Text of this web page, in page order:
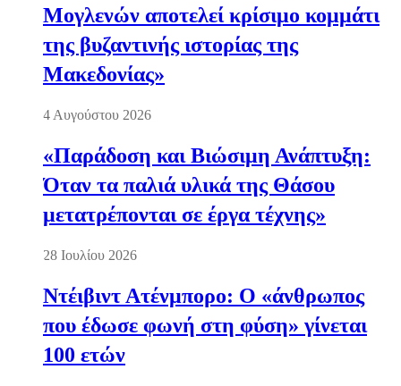
Μογλενών αποτελεί κρίσιμο κομμάτι
της βυζαντινής ιστορίας της
Μακεδονίας»
4 Αυγούστου 2026
«Παράδοση και Βιώσιμη Ανάπτυξη:
Όταν τα παλιά υλικά της Θάσου
μετατρέπονται σε έργα τέχνης»
28 Ιουλίου 2026
Ντέιβιντ Ατένμπορο: Ο «άνθρωπος
που έδωσε φωνή στη φύση» γίνεται
100 ετών